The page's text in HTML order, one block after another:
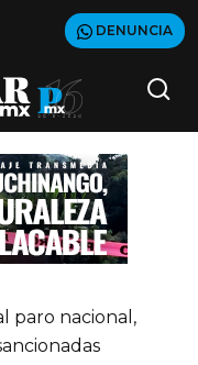
DENUNCIA